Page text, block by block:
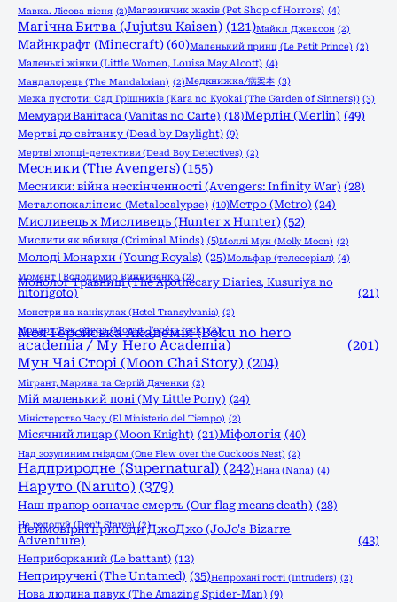
Мавка. Лісова пісня (2)Магазинчик жахів (Pet Shop of Horrors) (4)
Магічна Битва (Jujutsu Kaisen) (121)Майкл Джексон (2)
Майнкрафт (Minecraft) (60)Маленький принц (Le Petit Prince) (2)
Маленькі жінки (Little Women, Louisa May Alcott) (4)
Мандалорець (The Mandalorian) (2)Медкнижка/病案本 (3)
Межа пустоти: Сад Грішників (Kara no Kyokai (The Garden of Sinners)) (3)
Мемуари Ванітаса (Vanitas no Carte) (18)Мерлін (Merlin) (49)
Мертві до світанку (Dead by Daylight) (9)
Мертві хлопці-детективи (Dead Boy Detectives) (2)
Месники (The Avengers) (155)
Месники: війна нескінченності (Avengers: Infinity War) (28)
Металопокаліпсис (Metalocalypse) (10)Метро (Metro) (24)
Мисливець х Мисливець (Hunter x Hunter) (52)
Мислити як вбивця (Criminal Minds) (5)Моллі Мун (Molly Moon) (2)
Молоді Монархи (Young Royals) (25)Мольфар (телесеріал) (4)
Момент | Володимир Винниченко (2)
Монолог Травниці (The Apothecary Diaries, Kusuriya no
hitorigoto)
(21)
Монстри на канікулах (Hotel Transylvania) (2)
Моцарт. Рок опера (Mozart, l'opéra rock) (2)
Моя Геройська Академія (Boku no hero
academia / My Hero Academia)
(201)
Мун Чаі Сторі (Moon Chai Story) (204)
Мігрант, Марина та Сергій Дяченки (2)
Мій маленький поні (My Little Pony) (24)
Міністерство Часу (El Ministerio del Tiempo) (2)
Місячний лицар (Moon Knight) (21)Міфологія (40)
Над зозулиним гніздом (One Flew over the Cuckoo's Nest) (2)
Надприродне (Supernatural) (242)Нана (Nana) (4)
Наруто (Naruto) (379)
Наш прапор означає смерть (Our flag means death) (28)
Не голодуй (Don't Starve) (2)
Неймовірні пригоди ДжоДжо (JoJo's Bizarre
Adventure)
(43)
Неприборканий (Le battant) (12)
Неприручені (The Untamed) (35)Непрохані гості (Intruders) (2)
Нова людина павук (The Amazing Spider-Man) (9)